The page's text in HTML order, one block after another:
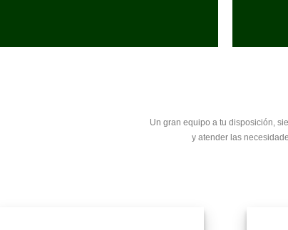
Un gran equipo a tu disposición,
y atender las